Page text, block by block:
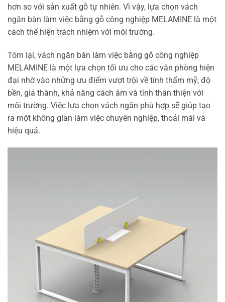
hơn so với sản xuất gỗ tự nhiên. Vì vậy, lựa chọn vách
ngăn bàn làm việc bằng gỗ công nghiệp MELAMINE là một
cách thể hiện trách nhiệm với môi trường.
Tóm lại, vách ngăn bàn làm việc bằng gỗ công nghiệp
MELAMINE là một lựa chọn tối ưu cho các văn phòng hiện
đại nhờ vào những ưu điểm vượt trội về tính thẩm mỹ, độ
bền, giá thành, khả năng cách âm và tính thân thiện với
môi trường. Việc lựa chọn vách ngăn phù hợp sẽ giúp tạo
ra một không gian làm việc chuyên nghiệp, thoải mái và
hiệu quả.